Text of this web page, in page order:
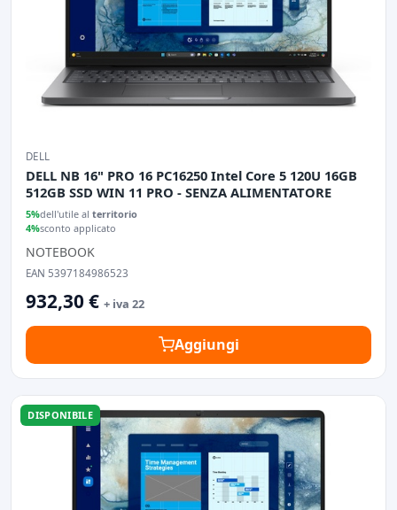
DELL
DELL NB 16" PRO 16 PC16250 Intel Core 5 120U 16GB
512GB SSD WIN 11 PRO - SENZA ALIMENTATORE
5%dell'utile al territorio
4%sconto applicato
NOTEBOOK
EAN 5397184986523
932,30 € + iva 22
Aggiungi
DISPONIBILE